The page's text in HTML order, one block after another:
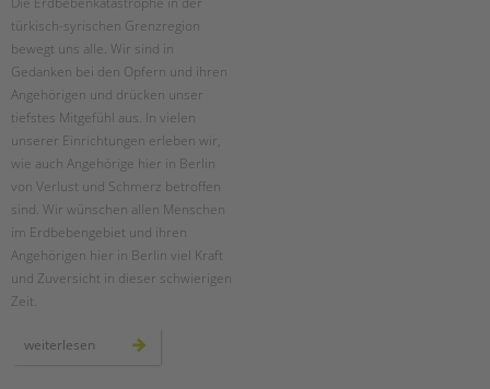
HILFEN ZUR ERZIEHUNG
EINGLIEDERUNGSHILFE
BETREUTES WOHNEN
TANDEM BTL AKADEMIE
Zertfikatskurse
Seminarkalender
Seminarräume
Suchen
türkisch-syrischen Grenzregion
bewegt uns alle. Wir sind in
Gedanken bei den Opfern und ihren
Angehörigen und drücken unser
tiefstes Mitgefühl aus. In vielen
unserer Einrichtungen erleben wir,
wie auch Angehörige hier in Berlin
von Verlust und Schmerz betroffen
sind. Wir wünschen allen Menschen
im Erdbebengebiet und ihren
Angehörigen hier in Berlin viel Kraft
und Zuversicht in dieser schwierigen
Zeit.
weiterlesen solidarität